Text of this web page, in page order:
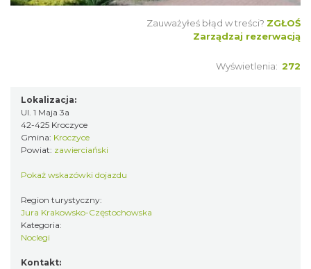
Zauważyłeś błąd w treści? ZGŁOŚ
Zarządzaj rezerwacją
Wyświetlenia: 272
Lokalizacja:
Ul. 1 Maja 3a
42-425 Kroczyce
Gmina: Kroczyce
Powiat: zawierciański
Pokaż wskazówki dojazdu
Region turystyczny:
Jura Krakowsko-Częstochowska
Kategoria:
Noclegi
Kontakt: